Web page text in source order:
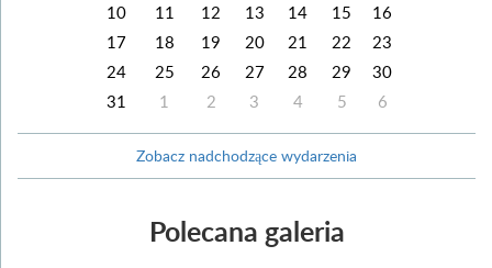
10
11 12 13 14 15
16
17
18 19 20 21 22
23
24
25 26 27 28 29
30
31
1 2 3 4 5 6
Zobacz nadchodzące wydarzenia
Polecana galeria